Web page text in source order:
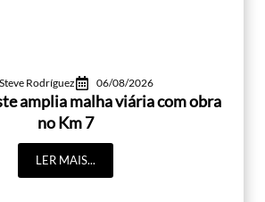
Steve Rodríguez 06/08/2026
amplia malha viária com obra
no Km 7
LER MAIS...